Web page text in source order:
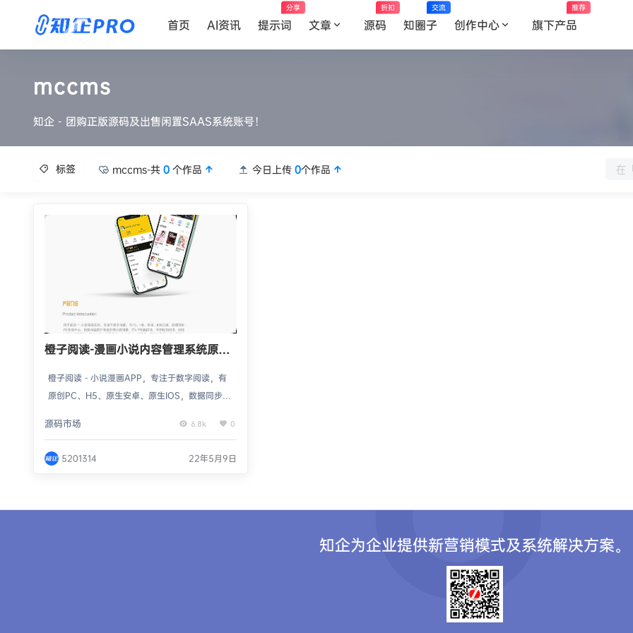
首页 AI资讯 提示词
分享
文章 源码
折扣
知圈子
交流
创作中心 旗下产品
推荐
mccms
知企 - 团购正版源码及出售闲置SAAS系统账号！
标签 mccms-共 0 个作品 今日上传 0个作品
橙子阅读-漫画小说内容管理系统原生
橙子阅读 - 小说漫画APP，专注于数字阅读，有
原创PC、H5、原生安卓、原生IOS，数据同步，
语音听书、VIP专属阅读，书币收费阅读，能够快
一键采集、第三方采集入库，简洁实用的四端能
源码市场 6.8k 0
5201314 22年5月9日
知企为企业提供新营销模式及系统解决方案。